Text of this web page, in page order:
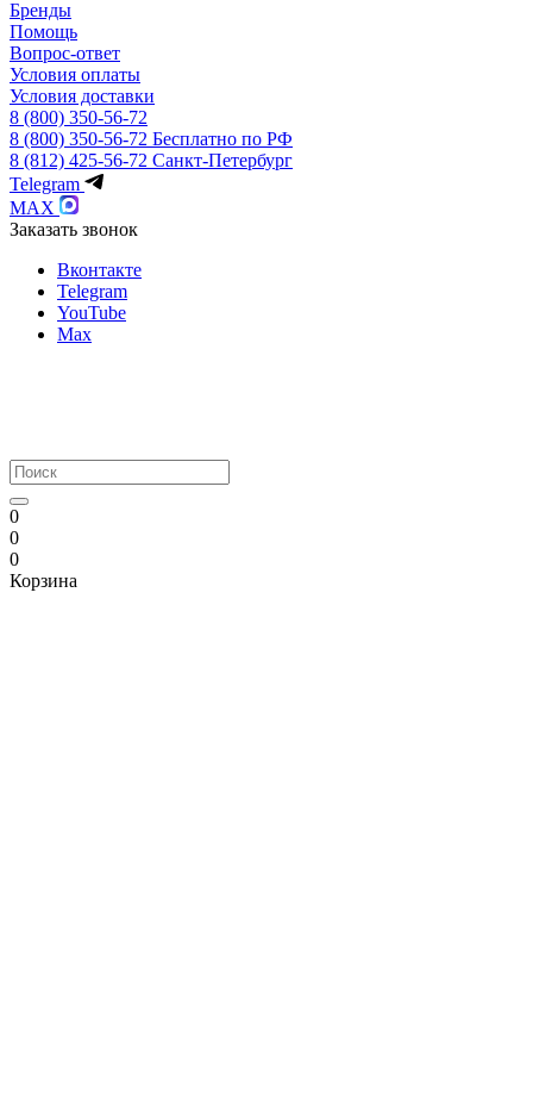
Бренды
Помощь
Вопрос-ответ
Условия оплаты
Условия доставки
8 (800) 350-56-72
8 (800) 350-56-72 Бесплатно по РФ
8 (812) 425-56-72 Санкт-Петербург
Telegram
MAX
Заказать звонок
Вконтакте
Telegram
YouTube
Max
0
0
0
Корзина